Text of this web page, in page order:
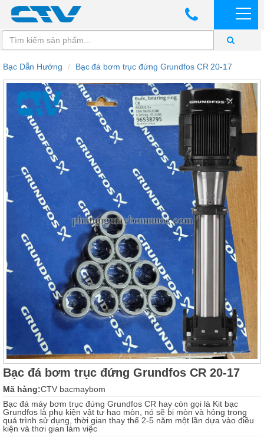
Bạc Dẫn Hướng Bạc đá bơm trục đứng Grundfos CR 20-17
Bạc đá bơm trục đứng Grundfos CR 20-17
Mã hàng:CTV bacmaybom
Bạc đá máy bơm trục đứng Grundfos CR hay còn gọi là Kit bạc
Grundfos là phụ kiện vật tư hao mòn, nó sẽ bị mòn và hỏng trong
quá trình sử dụng, thời gian thay thế 2-5 năm một lần dựa vào điều
kiện và thơi gian làm việc